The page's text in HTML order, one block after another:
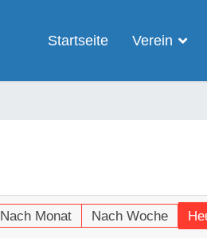
Startseite Verein
Nach Monat Nach Woche